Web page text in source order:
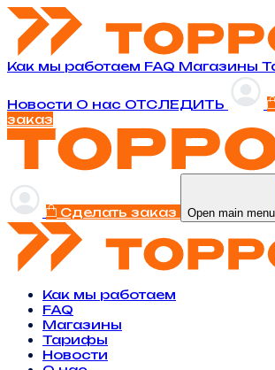
Как мы работаем FAQ Магазины
Новости O нас ОТСЛЕДИТЬ
заказ
Сделать заказ Open main menu
Как мы работаем
FAQ
Магазины
Тарифы
Новости